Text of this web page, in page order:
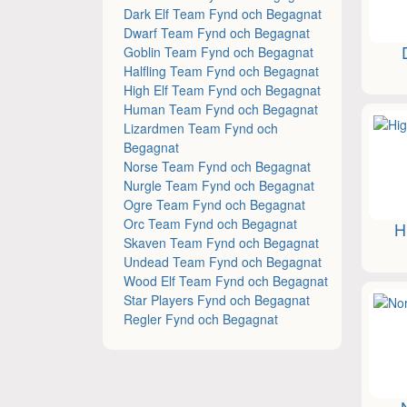
Dark Elf Team Fynd och Begagnat
Dwarf Team Fynd och Begagnat
Goblin Team Fynd och Begagnat
Halfling Team Fynd och Begagnat
High Elf Team Fynd och Begagnat
Human Team Fynd och Begagnat
Lizardmen Team Fynd och
Begagnat
Norse Team Fynd och Begagnat
Nurgle Team Fynd och Begagnat
Ogre Team Fynd och Begagnat
Orc Team Fynd och Begagnat
Skaven Team Fynd och Begagnat
Undead Team Fynd och Begagnat
Wood Elf Team Fynd och Begagnat
Star Players Fynd och Begagnat
Regler Fynd och Begagnat